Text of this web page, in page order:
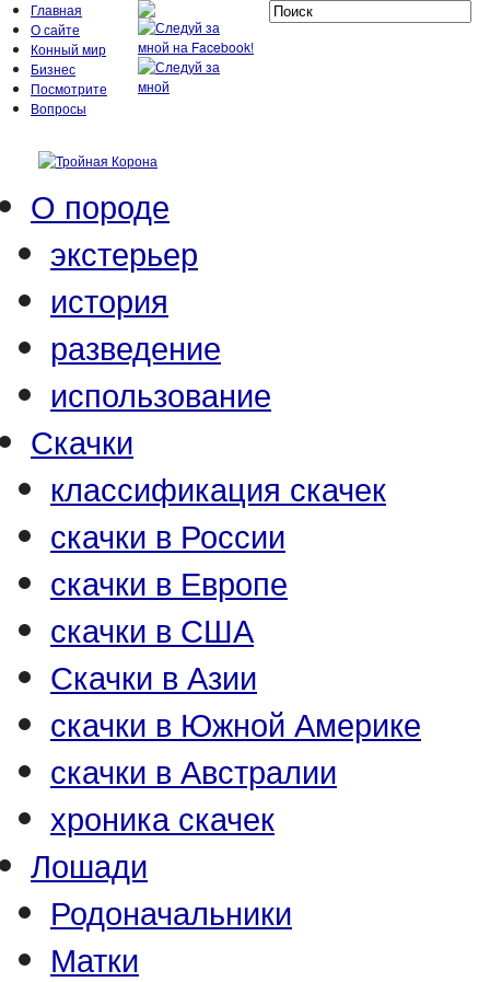
Главная
О сайте
Конный мир
Бизнес
Посмотрите
Вопросы
О породе
экстерьер
история
разведение
использование
Скачки
классификация скачек
скачки в России
скачки в Европе
скачки в США
Скачки в Азии
скачки в Южной Америке
скачки в Австралии
хроника скачек
Лошади
Родоначальники
Матки